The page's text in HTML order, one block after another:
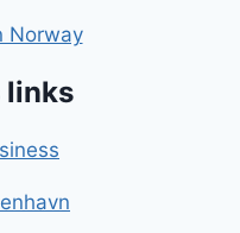
Norway
links